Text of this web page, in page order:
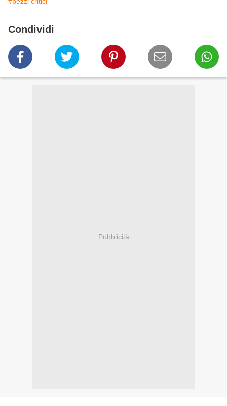
Condividi
Pubblicità